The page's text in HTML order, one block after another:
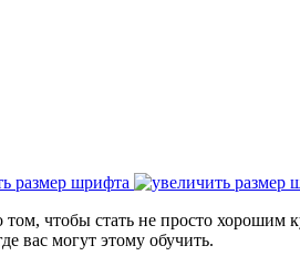
размер шрифта
том, чтобы стать не просто
вас могут этому обучить.